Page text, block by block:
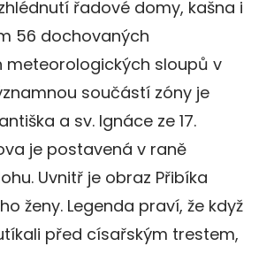
řadové domy, kašna i
56 dochovaných
meteorologických sloupů v
součástí zóny je
a sv. Ignáce ze 17.
je postavená v raně
Uvnitř je obraz Přibíka
ženy. Legenda praví, že když
před císařským trestem,